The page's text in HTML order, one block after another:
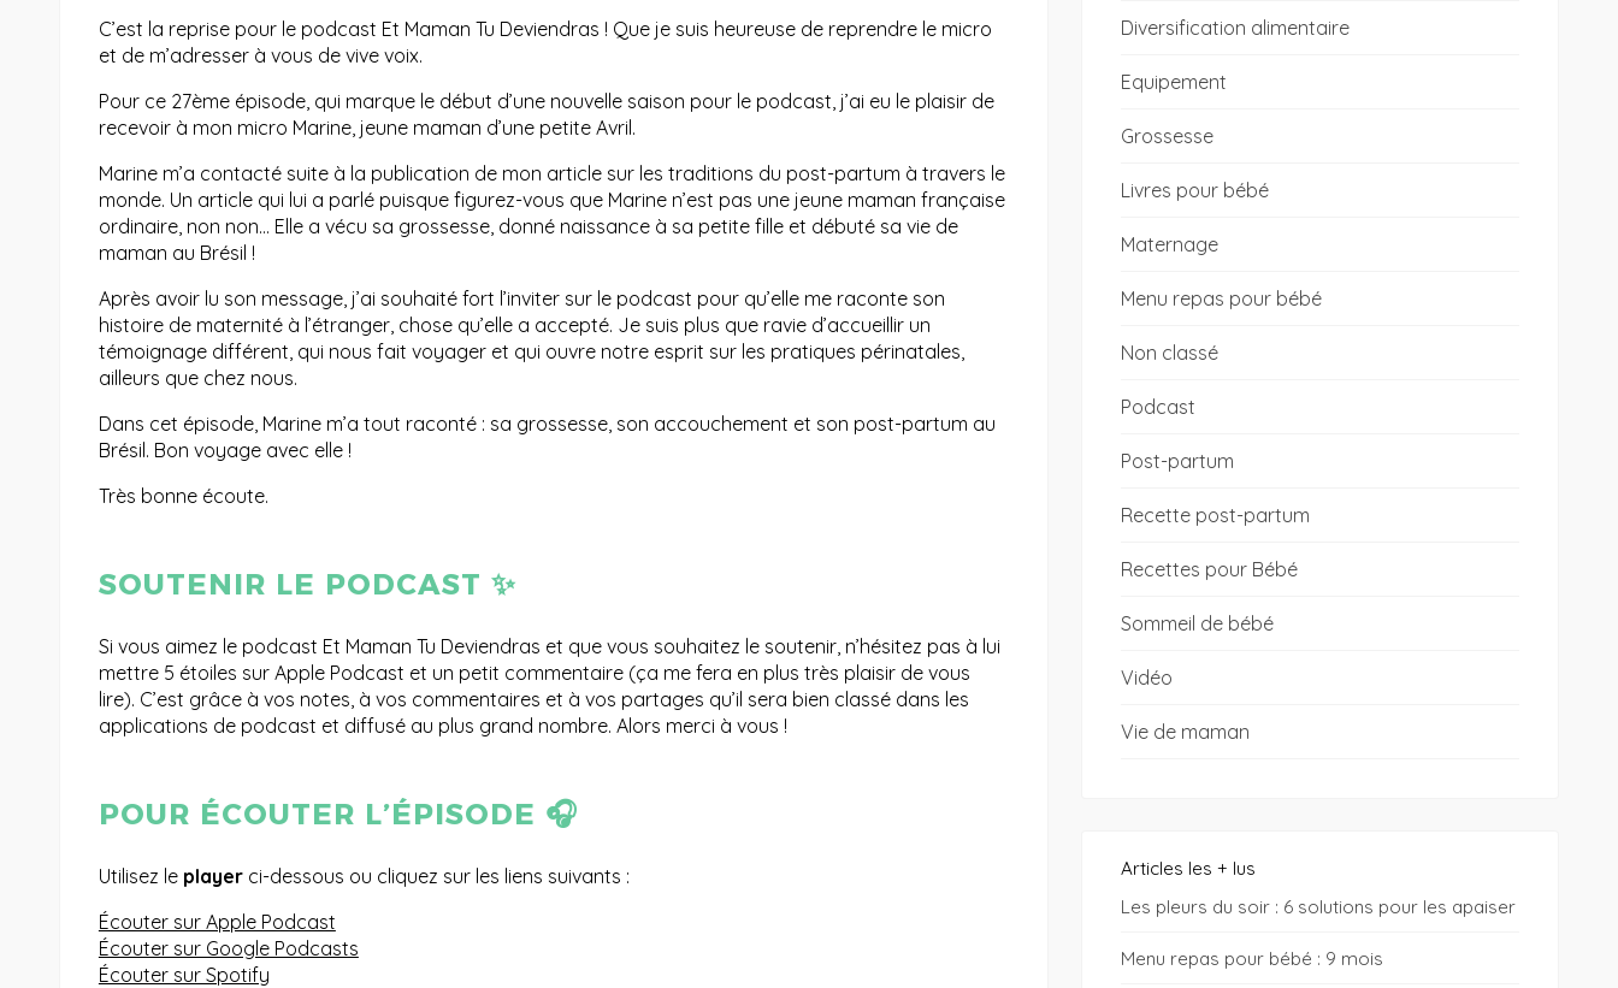
C’est la reprise pour le podcast Et Maman Tu Deviendras ! Que je suis heureuse de reprendre le micro
et de m’adresser à vous de vive voix.
Pour ce 27ème épisode, qui marque le début d’une nouvelle saison pour le podcast, j’ai eu le plaisir de
recevoir à mon micro Marine, jeune maman d’une petite Avril.
Marine m’a contacté suite à la publication de mon article sur les traditions du post-partum à travers le
monde. Un article qui lui a parlé puisque figurez-vous que Marine n’est pas une jeune maman française
ordinaire, non non… Elle a vécu sa grossesse, donné naissance à sa petite fille et débuté sa vie de
maman au Brésil !
Après avoir lu son message, j’ai souhaité fort l’inviter sur le podcast pour qu’elle me raconte son
histoire de maternité à l’étranger, chose qu’elle a accepté. Je suis plus que ravie d’accueillir un
témoignage différent, qui nous fait voyager et qui ouvre notre esprit sur les pratiques périnatales,
ailleurs que chez nous.
Dans cet épisode, Marine m’a tout raconté : sa grossesse, son accouchement et son post-partum au
Brésil. Bon voyage avec elle !
Très bonne écoute.
SOUTENIR LE PODCAST ✨
Si vous aimez le podcast Et Maman Tu Deviendras et que vous souhaitez le soutenir, n’hésitez pas à lui
mettre 5 étoiles sur Apple Podcast et un petit commentaire (ça me fera en plus très plaisir de vous
lire). C’est grâce à vos notes, à vos commentaires et à vos partages qu’il sera bien classé dans les
applications de podcast et diffusé au plus grand nombre. Alors merci à vous !
POUR ÉCOUTER L’ÉPISODE 🎧
Utilisez le playerci-dessous ou cliquez sur les liens suivants :
Écouter sur Apple Podcast
Écouter sur Google Podcasts
Écouter sur Spotify
Diversification alimentaire
Equipement
Grossesse
Livres pour bébé
Maternage
Menu repas pour bébé
Non classé
Podcast
Post-partum
Recette post-partum
Recettes pour Bébé
Sommeil de bébé
Vidéo
Vie de maman
Articles les + lus
Les pleurs du soir : 6 solutions pour les apaiser
Menu repas pour bébé : 9 mois